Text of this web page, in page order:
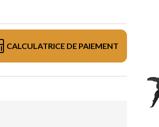
CALCULATRICE DE PAIEMENT